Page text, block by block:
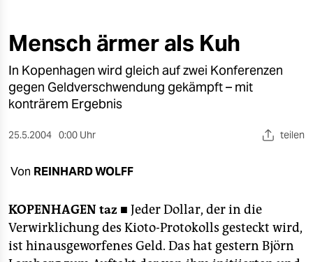
öko
gesellschaft
kultur
sport
wahrheit
verlag
Mensch ärmer als Kuh
In Kopenhagen wird gleich auf zwei Konferenzen
gegen Geldverschwendung gekämpft – mit
konträrem Ergebnis
25.5.2004 0:00 Uhr teilen
Von REINHARD WOLFF
KOPENHAGEN taz ■ Jeder Dollar, der in die
Verwirklichung des Kioto-Protokolls gesteckt wird,
ist hinausgeworfenes Geld. Das hat gestern Björn